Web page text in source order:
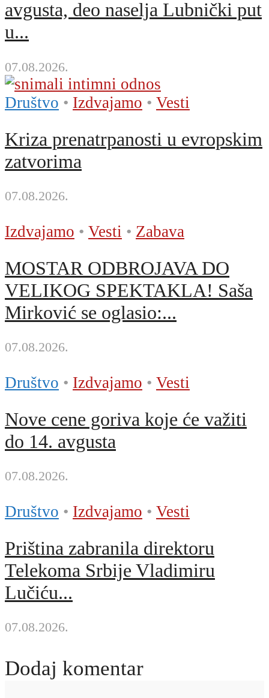
avgusta, deo naselja Lubnički put
u...
07.08.2026.
Društvo • Izdvajamo • Vesti
Kriza prenatrpanosti u evropskim
zatvorima
07.08.2026.
Izdvajamo • Vesti • Zabava
MOSTAR ODBROJAVA DO
VELIKOG SPEKTAKLA! Saša
Mirković se oglasio:...
07.08.2026.
Društvo • Izdvajamo • Vesti
Nove cene goriva koje će važiti
do 14. avgusta
07.08.2026.
Društvo • Izdvajamo • Vesti
Priština zabranila direktoru
Telekoma Srbije Vladimiru
Lučiću...
07.08.2026.
Dodaj komentar